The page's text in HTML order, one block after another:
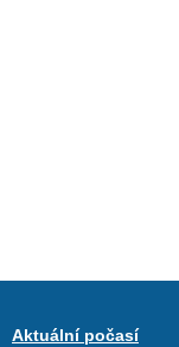
Aktuální počasí